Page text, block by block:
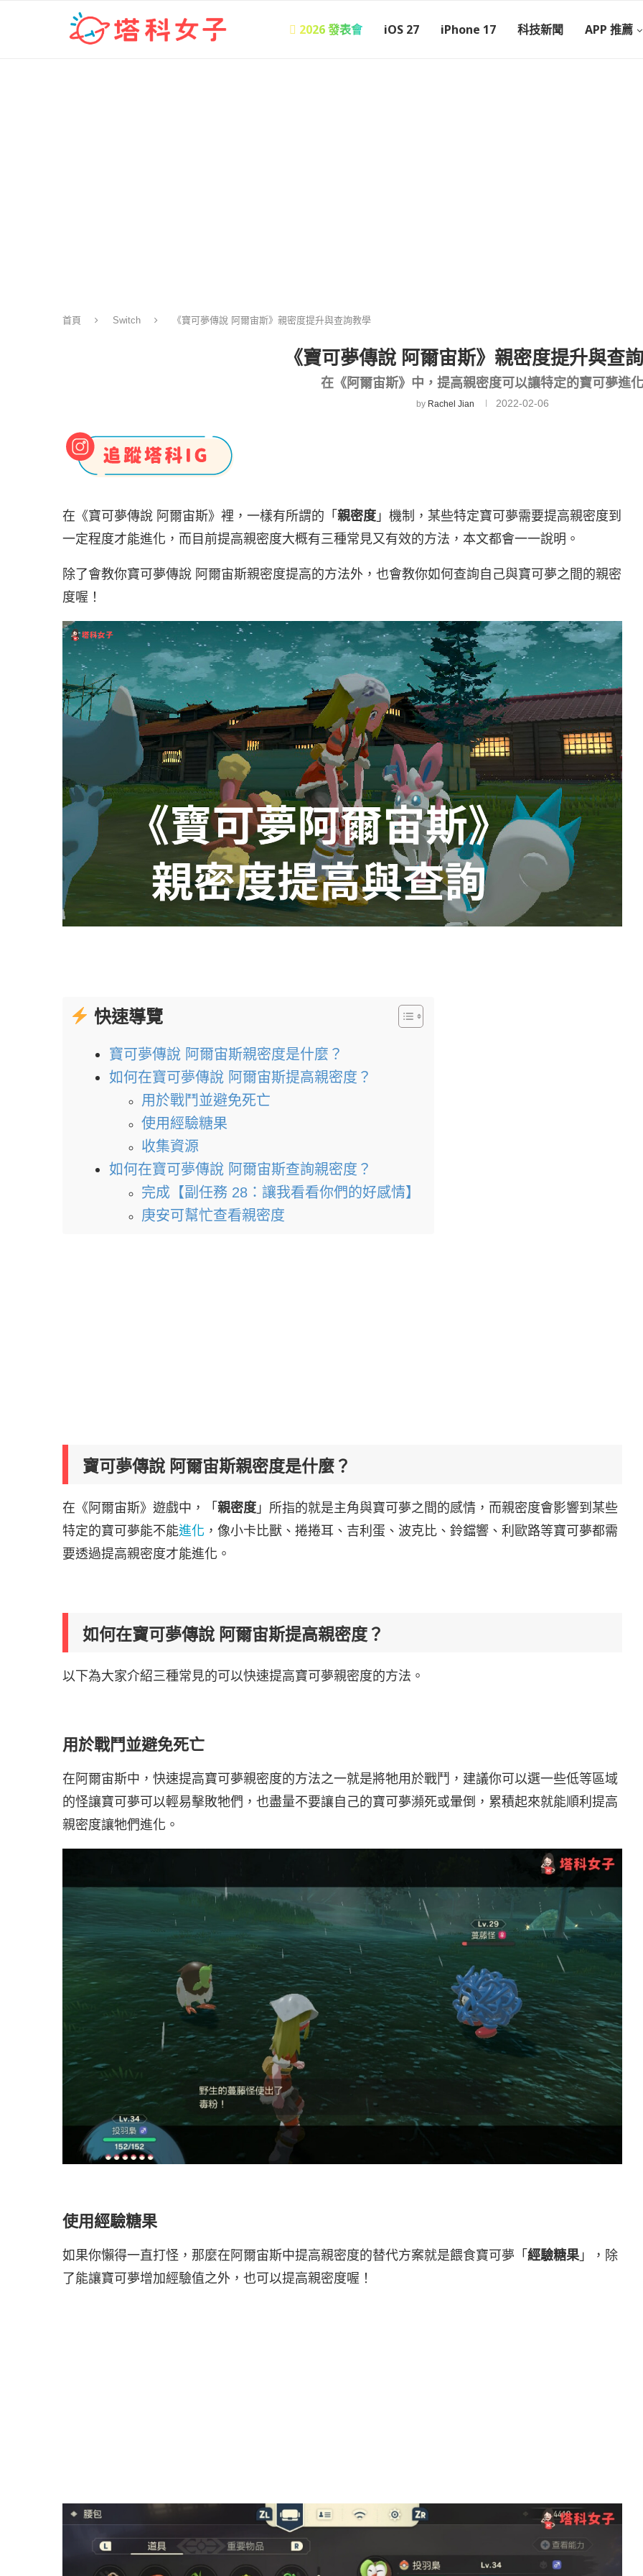
 2026 發表會 iOS 27 iPhone 17 科技新聞 APP 推薦
首頁 Switch 《寶可夢傳說 阿爾宙斯》親密度提升與查詢教學
《寶可夢傳說 阿爾宙斯》親密度提升與查
在《阿爾宙斯》中，提高親密度可以讓特定的寶可夢進化
by Rachel Jian 2022-02-06
在《寶可夢傳說 阿爾宙斯》裡，一樣有所謂的「 親密度 」機制，某些特定寶可夢需要提高親密度到
一定程度才能進化，而目前提高親密度大概有三種常見又有效的方法，本文都會一一說明。
除了會教你寶可夢傳說 阿爾宙斯親密度提高的方法外，也會教你如何查詢自己與寶可夢之間的親密
度喔！
快速導覽
寶可夢傳說 阿爾宙斯親密度是什麼？
如何在寶可夢傳說 阿爾宙斯提高親密度？
用於戰鬥並避免死亡
使用經驗糖果
收集資源
如何在寶可夢傳說 阿爾宙斯查詢親密度？
完成【副任務 28：讓我看看你們的好感情】
庚安可幫忙查看親密度
寶可夢傳說 阿爾宙斯親密度是什麼？
在《阿爾宙斯》遊戲中，「 親密度 」所指的就是主角與寶可夢之間的感情，而親密度會影響到某些
特定的寶可夢能不能進化 ，像小卡比獸、捲捲耳、吉利蛋、波克比、鈴鐺響、利歐路等寶可夢都需
要透過提高親密度才能進化。
如何在寶可夢傳說 阿爾宙斯提高親密度？
以下為大家介紹三種常見的可以快速提高寶可夢親密度的方法。
用於戰鬥並避免死亡
在阿爾宙斯中，快速提高寶可夢親密度的方法之一就是將牠用於戰鬥，建議你可以選一些低等區域
的怪讓寶可夢可以輕易擊敗牠們，也盡量不要讓自己的寶可夢瀕死或暈倒，累積起來就能順利提高
親密度讓牠們進化。
使用經驗糖果
如果你懶得一直打怪，那麼在阿爾宙斯中提高親密度的替代方案就是餵食寶可夢「 經驗糖果」，除
了能讓寶可夢增加經驗值之外，也可以提高親密度喔！